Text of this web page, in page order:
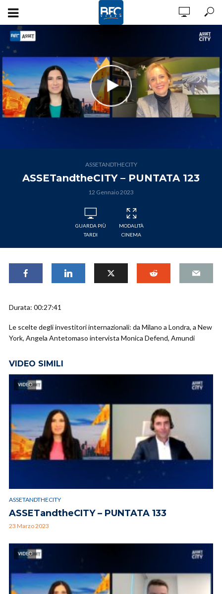
ASSETANDTHECITY
ASSETandtheCITY – PUNTATA 123
12 Gennaio 2023
GUARDA PIÙ
TARDI
MODALITÀ
CINEMA
Durata: 00:27:41
Le scelte degli investitori internazionali: da Milano a Londra, a New
York, Angela Antetomaso intervista Monica Defend, Amundi
VIDEO SIMILI
VIDEO
ASSETANDTHECITY
ASSETandtheCITY – PUNTATA 133
23 Marzo 2023
VIDEO